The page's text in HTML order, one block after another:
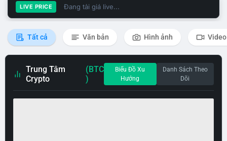
LIVE PRICE Đang tải giá live...
Tất cả Văn bản Hình ảnh Video
Trung Tâm
Crypto
(BTC
)
Biểu Đồ Xu
Hướng
Danh Sách Theo
Dõi